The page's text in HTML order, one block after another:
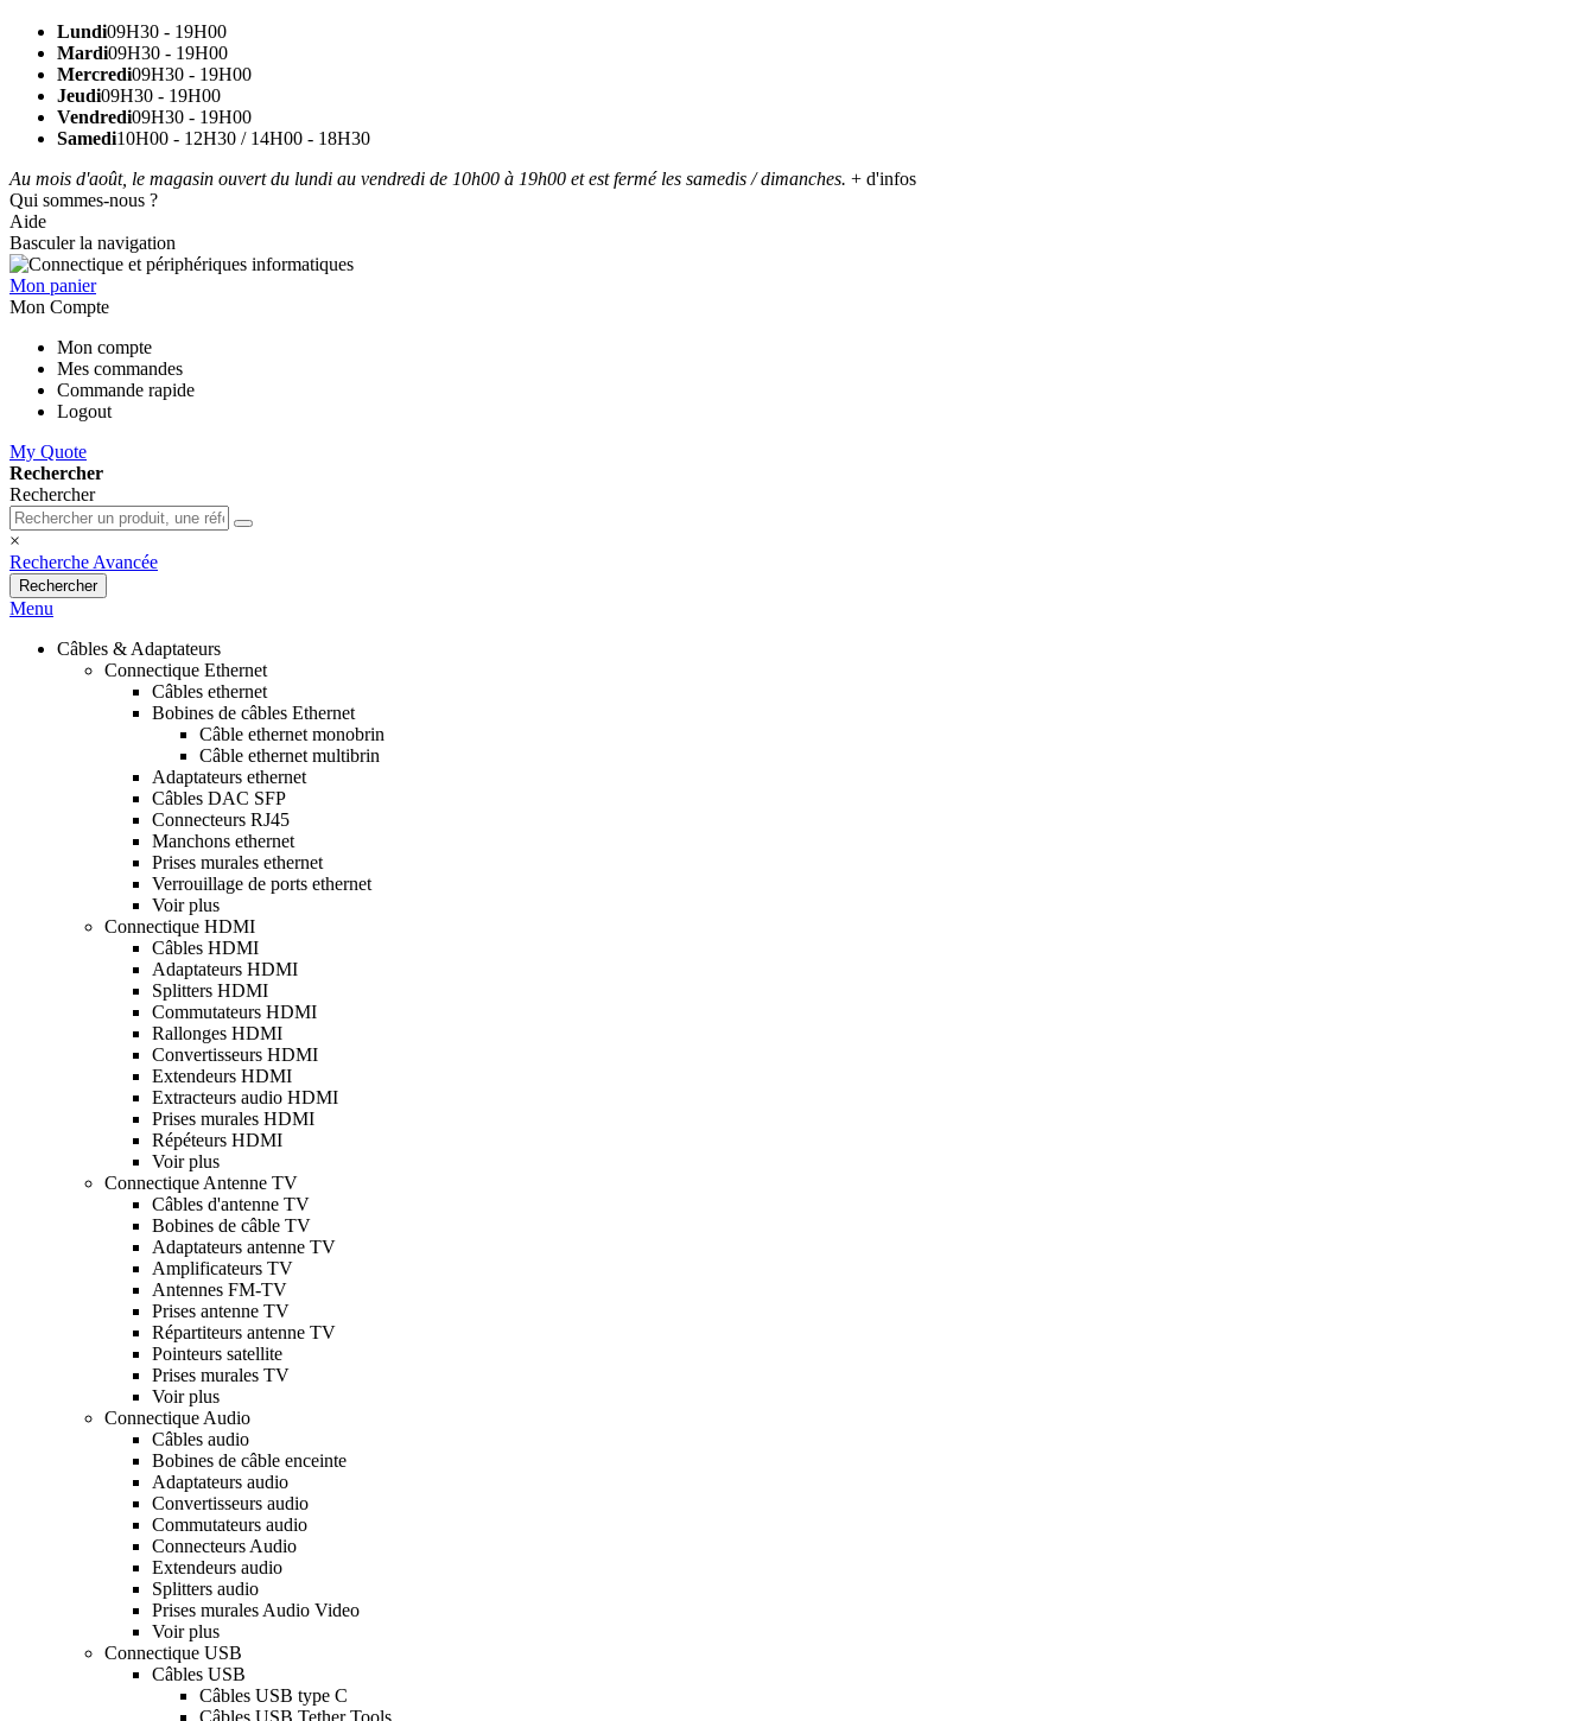
Lundi09H30 - 19H00
Mardi09H30 - 19H00
Mercredi09H30 - 19H00
Jeudi09H30 - 19H00
Vendredi09H30 - 19H00
Samedi10H00 - 12H30 / 14H00 - 18H30
Au mois d'août, le magasin ouvert du lundi au vendredi de 10h00 à 19h00 et est fermé les samedis / dimanches. + d'infos
Qui sommes-nous ?
Aide
Basculer la navigation
Mon panier
Mon Compte
Mon compte
Mes commandes
Commande rapide
Logout
My Quote
Rechercher
Rechercher
×
Recherche Avancée
Rechercher
Menu
Câbles & Adaptateurs
Connectique Ethernet
Câbles ethernet
Bobines de câbles Ethernet
Câble ethernet monobrin
Câble ethernet multibrin
Adaptateurs ethernet
Câbles DAC SFP
Connecteurs RJ45
Manchons ethernet
Prises murales ethernet
Verrouillage de ports ethernet
Voir plus
Connectique HDMI
Câbles HDMI
Adaptateurs HDMI
Splitters HDMI
Commutateurs HDMI
Rallonges HDMI
Convertisseurs HDMI
Extendeurs HDMI
Extracteurs audio HDMI
Prises murales HDMI
Répéteurs HDMI
Voir plus
Connectique Antenne TV
Câbles d'antenne TV
Bobines de câble TV
Adaptateurs antenne TV
Amplificateurs TV
Antennes FM-TV
Prises antenne TV
Répartiteurs antenne TV
Pointeurs satellite
Prises murales TV
Voir plus
Connectique Audio
Câbles audio
Bobines de câble enceinte
Adaptateurs audio
Convertisseurs audio
Commutateurs audio
Connecteurs Audio
Extendeurs audio
Splitters audio
Prises murales Audio Video
Voir plus
Connectique USB
Câbles USB
Câbles USB type C
Câbles USB Tether Tools